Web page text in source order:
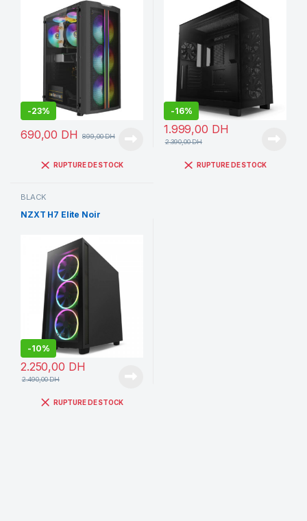
-23%
690,00 DH 899,00DH
RUPTURE DE STOCK
-16%
1.999,00 DH
2.390,00DH
RUPTURE DE STOCK
BLACK
NZXT H7 Elite Noir
-10%
2.250,00 DH
2.490,00DH
RUPTURE DE STOCK